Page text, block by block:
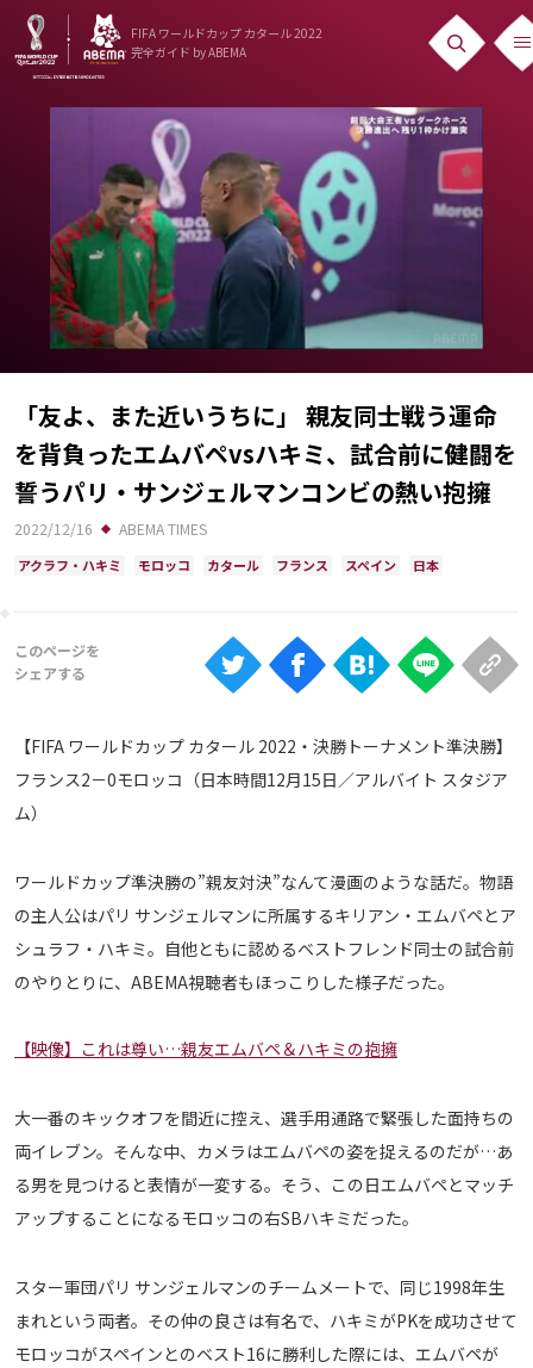
FIFA ワールドカップ カタール 2022
完全ガイド by ABEMA
ニュース
出場国
Teams
日本代表
日程・結果
Schedule
ランキング
About
ABEMAの視聴について
iOS Apps
Web
TV
「友よ、また近いうちに」 親友同士戦う運命
を背負ったエムバペvsハキミ、試合前に健闘を
誓うパリ・サンジェルマンコンビの熱い抱擁
2022/12/16 ABEMA TIMES
アクラフ・ハキミ モロッコ カタール フランス スペイン 日本
【FIFA ワールドカップ カタール 2022・決勝トーナメント準決勝】
フランス2－0モロッコ（日本時間12月15日／アルバイト スタジア
ム）
ワールドカップ準決勝の”親友対決”なんて漫画のような話だ。物語
の主人公はパリ サンジェルマンに所属するキリアン・エムバペとア
シュラフ・ハキミ。自他ともに認めるベストフレンド同士の試合前
のやりとりに、ABEMA視聴者もほっこりした様子だった。
【映像】これは尊い…親友エムバペ＆ハキミの抱擁
大一番のキックオフを間近に控え、選手用通路で緊張した面持ちの
両イレブン。そんな中、カメラはエムバペの姿を捉えるのだが…あ
る男を見つけると表情が一変する。そう、この日エムバペとマッチ
アップすることになるモロッコの右SBハキミだった。
スター軍団パリ サンジェルマンのチームメートで、同じ1998年生
まれという両者。その仲の良さは有名で、ハキミがPKを成功させて
モロッコがスペインとのベスト16に勝利した際には、エムバペが